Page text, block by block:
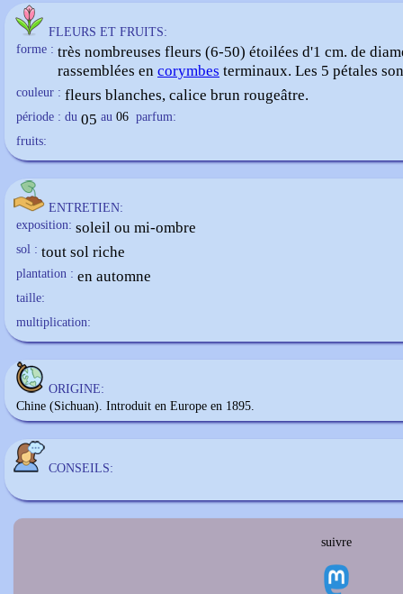
FLEURS ET FRUITS:
forme : très nombreuses fleurs (6-50) étoilées d'1 cm. de
rassemblées en corymbes terminaux. Les 5 pétales
couleur : fleurs blanches, calice brun rougeâtre.
période : du 05 au 06 parfum:
fruits:
ENTRETIEN:
exposition: soleil ou mi-ombre
sol : tout sol riche
plantation : en automne
taille:
multiplication:
ORIGINE:
Chine (Sichuan). Introduit en Europe en 1895.
CONSEILS:
suivre